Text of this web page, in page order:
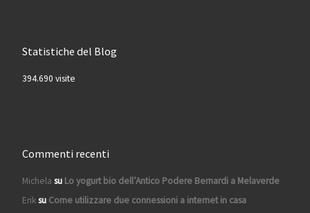
Statistiche del Blog
394.690 visite
Commenti recenti
Michela su Lo yogurt bio dell’Antico Podere Bernardi a Melaverde
Eriksu Come utilizzare due connessioni a internet in casa